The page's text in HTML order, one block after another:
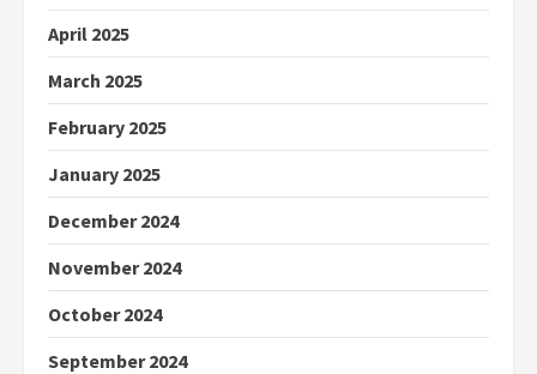
April 2025
March 2025
February 2025
January 2025
December 2024
November 2024
October 2024
September 2024